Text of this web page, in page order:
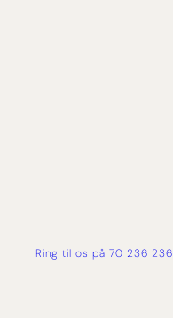
Ring til os på 70 236 236